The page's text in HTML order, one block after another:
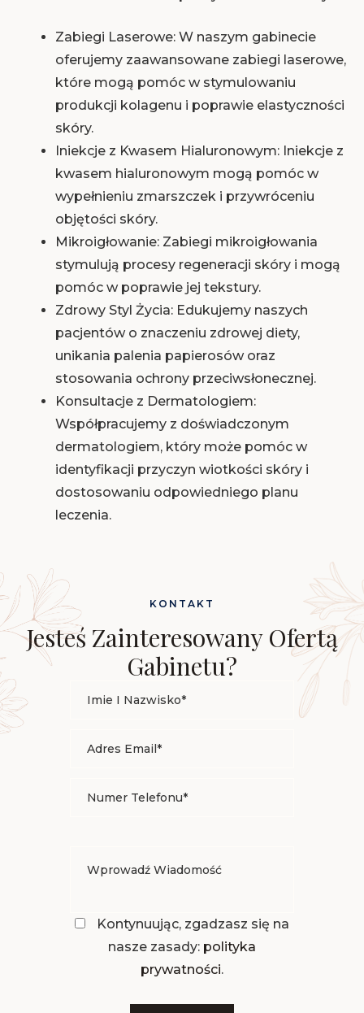
Zabiegi Laserowe: W naszym gabinecie
oferujemy zaawansowane zabiegi laserowe,
które mogą pomóc w stymulowaniu
produkcji kolagenu i poprawie elastyczności
skóry.
Iniekcje z Kwasem Hialuronowym: Iniekcje z
kwasem hialuronowym mogą pomóc w
wypełnieniu zmarszczek i przywróceniu
objętości skóry.
Mikroigłowanie: Zabiegi mikroigłowania
stymulują procesy regeneracji skóry i mogą
pomóc w poprawie jej tekstury.
Zdrowy Styl Życia: Edukujemy naszych
pacjentów o znaczeniu zdrowej diety,
unikania palenia papierosów oraz
stosowania ochrony przeciwsłonecznej.
Konsultacje z Dermatologiem:
Współpracujemy z doświadczonym
dermatologiem, który może pomóc w
identyfikacji przyczyn wiotkości skóry i
dostosowaniu odpowiedniego planu
leczenia.
Jesteś Zainteresowany Ofertą
Gabinetu?
KONTAKT
Kontynuując, zgadzasz się na
nasze zasady: polityka
prywatności.